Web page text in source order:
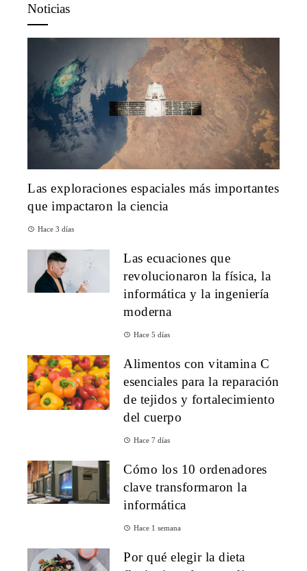
Noticias
Las exploraciones espaciales más importantes
que impactaron la ciencia
Hace 3 días
Las ecuaciones que
revolucionaron la física, la
informática y la ingeniería
moderna
Hace 5 días
Alimentos con vitamina C
esenciales para la reparación
de tejidos y fortalecimiento
del cuerpo
Hace 7 días
Cómo los 10 ordenadores
clave transformaron la
informática
Hace 1 semana
Por qué elegir la dieta